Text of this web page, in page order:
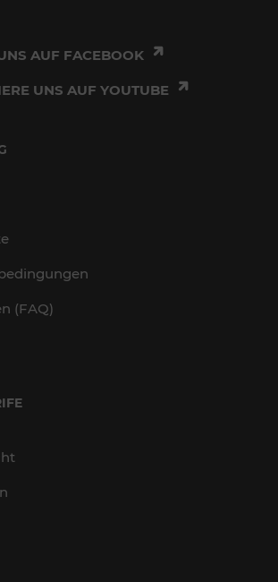
AUF FACEBOOK
UNS AUF YOUTUBE
(FAQ)